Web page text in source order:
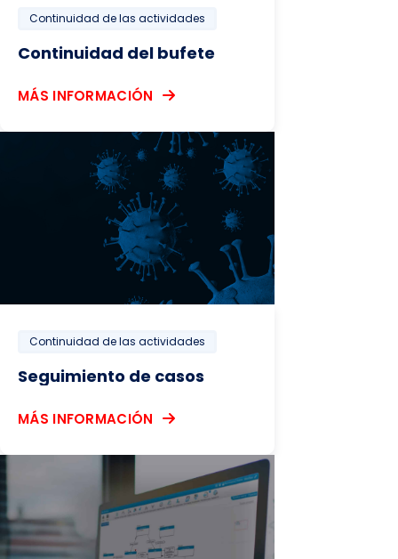
Continuidad de las actividades
Continuidad del bufete
MÁS INFORMACIÓN
Continuidad de las actividades
Seguimiento de casos
MÁS INFORMACIÓN